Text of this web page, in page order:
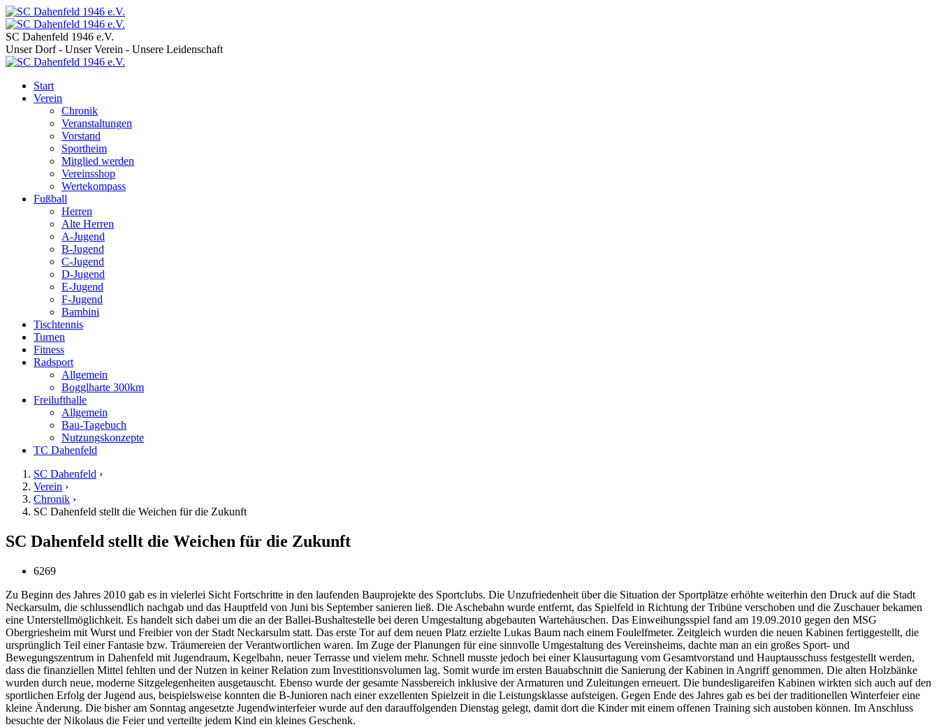
SC Dahenfeld 1946 e.V.
Unser Dorf - Unser Verein - Unsere Leidenschaft
Start
Verein
Chronik
Veranstaltungen
Vorstand
Sportheim
Mitglied werden
Vereinsshop
Wertekompass
Fußball
Herren
Alte Herren
A-Jugend
B-Jugend
C-Jugend
D-Jugend
E-Jugend
F-Jugend
Bambini
Tischtennis
Turnen
Fitness
Radsport
Allgemein
Bogglharte 300km
Freilufthalle
Allgemein
Bau-Tagebuch
Nutzungskonzepte
TC Dahenfeld
SC Dahenfeld ›
Verein ›
Chronik ›
SC Dahenfeld stellt die Weichen für die Zukunft
SC Dahenfeld stellt die Weichen für die Zukunft
6269
Zu Beginn des Jahres 2010 gab es in vielerlei Sicht Fortschritte in den laufenden Bauprojekte des Sportclubs. Die Unzufriedenheit über die Situation der Sportplätze erhöhte weiterhin den Druck auf die Stadt
Neckarsulm, die schlussendlich nachgab und das Hauptfeld von Juni bis September sanieren ließ. Die Aschebahn wurde entfernt, das Spielfeld in Richtung der Tribüne verschoben und die Zuschauer bekamen
eine Unterstellmöglichkeit. Es handelt sich dabei um die an der Ballei-Bushaltestelle bei deren Umgestaltung abgebauten Wartehäuschen. Das Einweihungsspiel fand am 19.09.2010 gegen den MSG
Obergriesheim mit Wurst und Freibier von der Stadt Neckarsulm statt. Das erste Tor auf dem neuen Platz erzielte Lukas Baum nach einem Foulelfmeter. Zeitgleich wurden die neuen Kabinen fertiggestellt, die
ursprünglich Teil einer Fantasie bzw. Träumereien der Verantwortlichen waren. Im Zuge der Planungen für eine sinnvolle Umgestaltung des Vereinsheims, dachte man an ein großes Sport- und
Bewegungszentrum in Dahenfeld mit Jugendraum, Kegelbahn, neuer Terrasse und vielem mehr. Schnell musste jedoch bei einer Klausurtagung vom Gesamtvorstand und Hauptausschuss festgestellt werden,
dass die finanziellen Mittel fehlten und der Nutzen in keiner Relation zum Investitionsvolumen lag. Somit wurde im ersten Bauabschnitt die Sanierung der Kabinen in Angriff genommen. Die alten Holzbänke
wurden durch neue, moderne Sitzgelegenheiten ausgetauscht. Ebenso wurde der gesamte Nassbereich inklusive der Armaturen und Zuleitungen erneuert. Die bundesligareifen Kabinen wirkten sich auch auf den
sportlichen Erfolg der Jugend aus, beispielsweise konnten die B-Junioren nach einer exzellenten Spielzeit in die Leistungsklasse aufsteigen. Gegen Ende des Jahres gab es bei der traditionellen Winterfeier eine
kleine Änderung. Die bisher am Sonntag angesetzte Jugendwinterfeier wurde auf den darauffolgenden Dienstag gelegt, damit dort die Kinder mit einem offenen Training sich austoben können. Im Anschluss
besuchte der Nikolaus die Feier und verteilte jedem Kind ein kleines Geschenk.